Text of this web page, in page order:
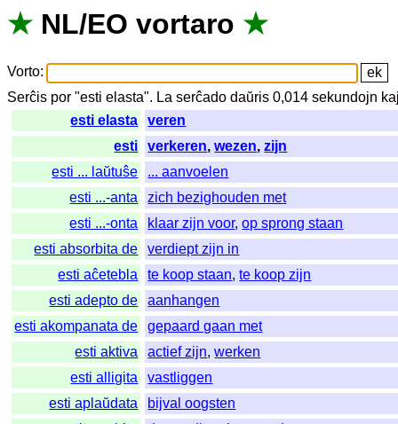
★ NL/EO vortaro ★
Vorto:
Serĉis por "esti elasta". La serĉado daŭris 0,014sekundojn
esti elasta
veren
esti
verkeren,wezen,zijn
esti ... laŭtuŝe
... aanvoelen
esti ...-anta
zich bezighouden met
esti ...-onta
klaar zijn voor,op sprong staan
esti absorbita de
verdiept zijn in
esti aĉetebla
te koop staan,te koop zijn
esti adepto de
aanhangen
esti akompanata de
gepaard gaan met
esti aktiva
actief zijn,werken
esti alligita
vastliggen
esti aplaŭdata
bijval oogsten